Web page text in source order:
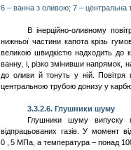
6 – ванна з оливою; 7 – центральна
Вінерційно-оливному
нижньої частиникапотакрізь
великоюшвидкістю надхо­дить до
ванну, і, різко змінивши напря­мок
до оливий тонуть у ній.Повітря
центральною трубою донизуу
3.3.2.6.Глушники шуму
Глушники шуму випуску
відпрацьованих газів.У момент
0,5 МПа, а температура – понад